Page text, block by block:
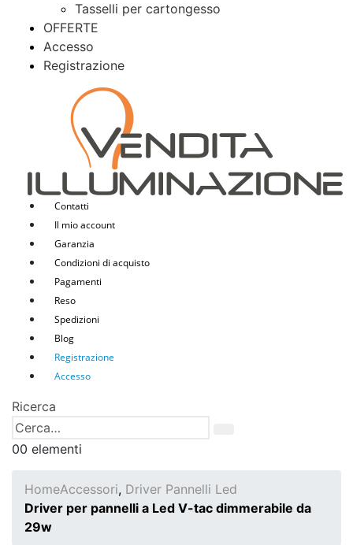
Tasselli per cartongesso
OFFERTE
Accesso
Registrazione
Contatti
Il mio account
Garanzia
Condizioni di acquisto
Pagamenti
Reso
Spedizioni
Blog
Registrazione
Accesso
Ricerca
00 elementi
HomeAccessori, Driver Pannelli Led
Driver per pannelli a Led V-tac dimmerabile da
29w